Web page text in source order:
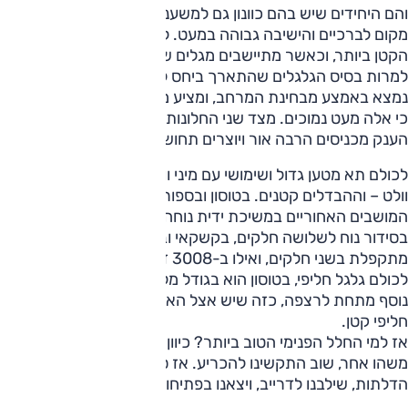
והם היחידים שיש בהם כוונון גם למשענת, אבל בטוסון יש יותר
הקטן ביותר, וכאשר מתיישבים מגלים שמרווח הברכיים רק בינוני,
למרות בסיס הגלגלים שהתארך ביחס לדור הקודם. קשקאי
נמצא באמצע מבחינת המרחב, ומציע מושבים גדולים ונוחים, אם
כי אלה מעט נמוכים. מצד שני החלונות הגדולים כולל חלון הגג
הענק מכניסים הרבה אור ויוצרים תחושה אוורירית.
וולט – וההבדלים קטנים. בטוסון ובספורטאז' אפשרות להשטחת
המושבים האחוריים במשיכת ידית נוחה. בטוסון הרצפה מתקפלת
בסידור נוח לשלושה חלקים, בקשקאי ובספורטאז' הרצפה
מתקפלת בשני חלקים, ואילו ב-3008 זה משטח אחד גדול.
לכולם גלגל חליפי, בטוסון הוא בגודל מלא ולכן אין מקום לתא
נוסף מתחת לרצפה, כזה שיש אצל האחרים המסתפקים בגלגל
חליפי קטן.
אז למי החלל הפנימי הטוב ביותר? כיוון שכמעט כל אחד העדיף
משהו אחר, שוב התקשינו להכריע. אז סגרנו מאחורינו את
הדלתות, שילבנו לדרייב, ויצאנו בפתיחות.